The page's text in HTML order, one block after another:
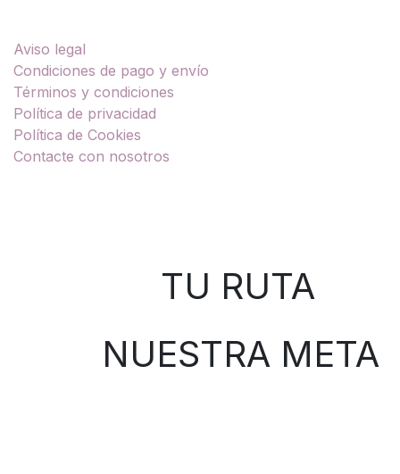
Aviso legal
Condiciones de pago y envío
Términos y condiciones
Política de privacidad
Política de Cookies
Contacte con nosotros
TU RUTA
NUESTRA META